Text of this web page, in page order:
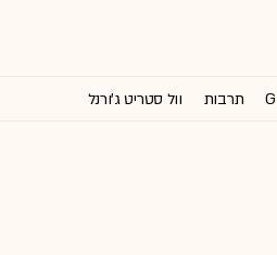
תרבות וול סטריט ג'ורנל